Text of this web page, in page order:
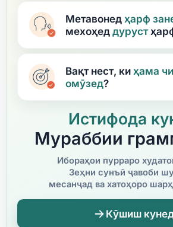
Метавонед ҳарф
мехоҳеддуруст
Вақт нест, ки ҳама
омӯзед?
Истифода
Мураббии
Ибораҳои пурраро
Зеҳни сунъӣ ҷавоби
месанҷад ва хатоҳоро
Кӯшиш